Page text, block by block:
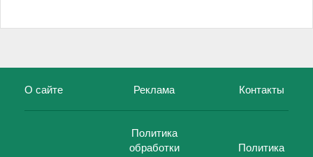
О сайте Реклама Контакты
Политика
обработки
Политика